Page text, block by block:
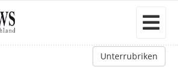
Unterrubriken